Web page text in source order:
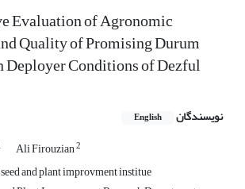
Evaluation of Agronomic
Quality of Promising Durum
Deployer Conditions of Dezful
نویسندگان English
Ali Firouzian2
and plant improvment institue